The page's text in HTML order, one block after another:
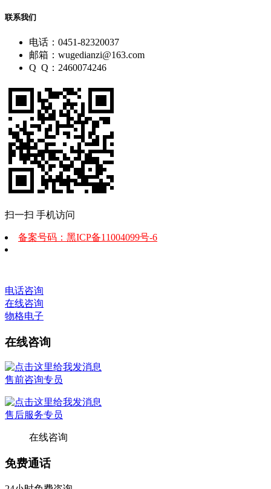
联系我们
电话：0451-82320037
邮箱：wugedianzi@163.com
Q Q：2460074246
扫一扫 手机访问
备案号码：黑ICP备11004099号-6
电话咨询
在线咨询
物格电子
在线咨询
售前咨询专员
售后服务专员
在线咨询
免费通话